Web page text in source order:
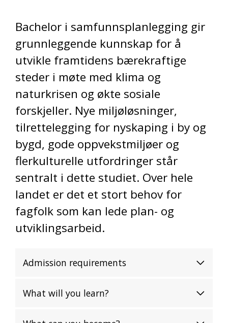
Bachelor i samfunnsplanlegging gir
grunnleggende kunnskap for å
utvikle framtidens bærekraftige
steder i møte med klima og
naturkrisen og økte sosiale
forskjeller. Nye miljøløsninger,
tilrettelegging for nyskaping i by og
bygd, gode oppvekstmiljøer og
flerkulturelle utfordringer står
sentralt i dette studiet. Over hele
landet er det et stort behov for
fagfolk som kan lede plan- og
utviklingsarbeid.
Admission requirements
What will you learn?